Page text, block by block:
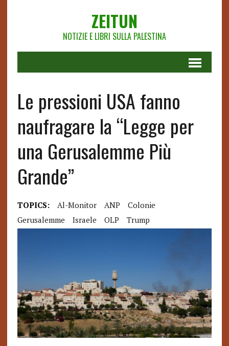
ZEITUN
NOTIZIE E LIBRI SULLA PALESTINA
Le pressioni USA fanno
naufragare la “Legge per
una Gerusalemme Più
Grande”
TOPICS: Al-Monitor ANP
Colonie
Gerusalemme
Israele OLP Trump